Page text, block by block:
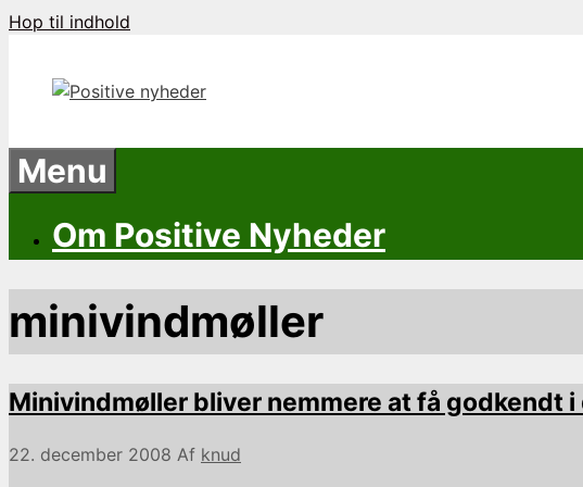
Hop til indhold
Menu
Om Positive Nyheder
minivindmøller
Minivindmøller bliver nemmere at få godkendt i
22. december 2008 Af knud